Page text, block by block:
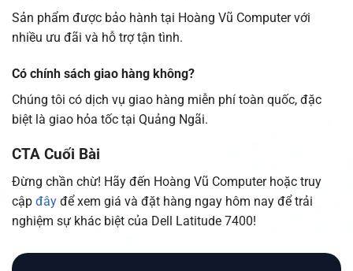
Sản phẩm được bảo hành tại Hoàng Vũ Computer với
nhiều ưu đãi và hỗ trợ tận tình.
Có chính sách giao hàng không?
Chúng tôi có dịch vụ giao hàng miễn phí toàn quốc, đặc
biệt là giao hỏa tốc tại Quảng Ngãi.
CTA Cuối Bài
Đừng chần chừ! Hãy đến Hoàng Vũ Computer hoặc truy
cập đây để xem giá và đặt hàng ngay hôm nay để trải
nghiệm sự khác biệt của Dell Latitude 7400!